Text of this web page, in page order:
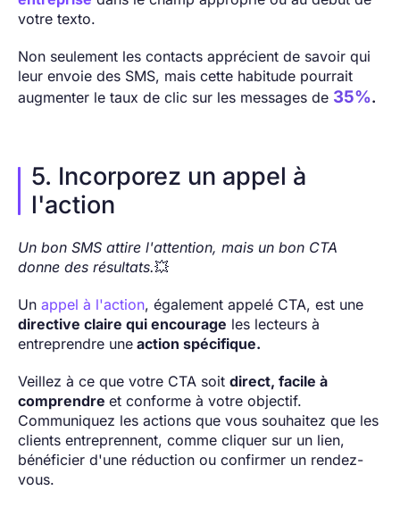
votre texto.
Non seulement les contacts apprécient de savoir qui
leur envoie des SMS, mais cette habitude pourrait
augmenter le taux de clic sur les messages de 35%.
5. Incorporez un appel à
l'action
Un bon SMS attire l'attention, mais un bon CTA
donne des résultats.💥
Un appel à l'action, également appelé CTA, est une
directive claire qui encourage les lecteurs à
entreprendre une action spécifique.
Veillez à ce que votre CTA soit direct, facile à
comprendre et conforme à votre objectif.
Communiquez les actions que vous souhaitez que les
clients entreprennent, comme cliquer sur un lien,
bénéficier d'une réduction ou confirmer un rendez-
vous.